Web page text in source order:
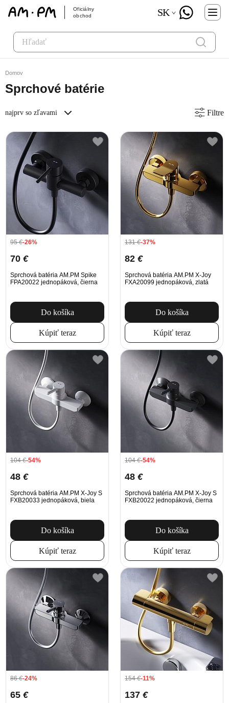
Oficiálny
obchod
SK
Domov
Sprchové batérie
najprv so zľavami Filtre
95€-26%
70 €
Sprchová batéria AM.PM Spike
FPA20022 jednopáková, čierna
Do košíka
Kúpiť teraz
131€-37%
82 €
Sprchová batéria AM.PM X-Joy
FXA20099 jednopáková, zlatá
Do košíka
Kúpiť teraz
104€-54%
48 €
Sprchová batéria AM.PM X-Joy S
FXB20033 jednopáková, biela
Do košíka
Kúpiť teraz
104€-54%
48 €
Sprchová batéria AM.PM X-Joy S
FXB20022 jednopáková, čierna
Do košíka
Kúpiť teraz
86€-24%
65 €
154€-11%
137 €